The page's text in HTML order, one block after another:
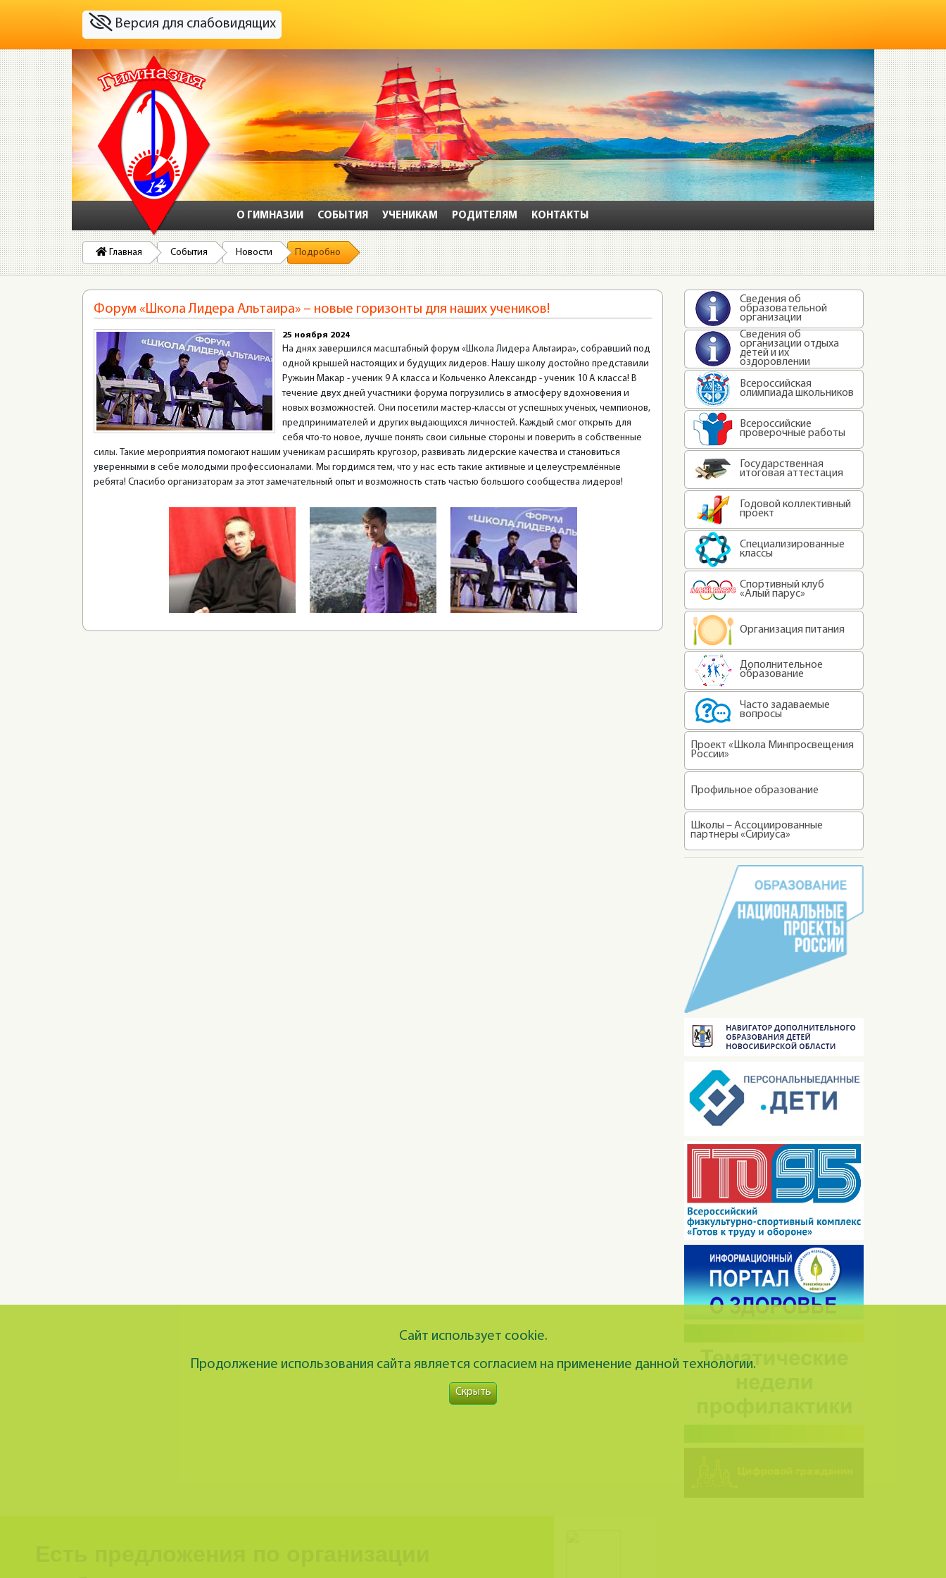
Версия для слабовидящих
О ГИМНАЗИИ СОБЫТИЯ УЧЕНИКАМ РОДИТЕЛЯМ КОНТАКТЫ
Главная События Новости Подробно
Форум «Школа Лидера Альтаира» – новые горизонты для наших учеников!
25 ноября 2024
На днях завершился масштабный форум «Школа Лидера Альтаира», собравший под
одной крышей настоящих и будущих лидеров. Нашу школу достойно представили
Ружьин Макар - ученик 9 А класса и Кольченко Александр - ученик 10 А класса! В
течение двух дней участники форума погрузились в атмосферу вдохновения и
новых возможностей. Они посетили мастер-классы от успешных учёных, чемпионов,
предпринимателей и других выдающихся личностей. Каждый смог открыть для
себя что-то новое, лучше понять свои сильные стороны и поверить в собственные
силы. Такие мероприятия помогают нашим ученикам расширять кругозор, развивать лидерские качества и становиться
уверенными в себе молодыми профессионалами. Мы гордимся тем, что у нас есть такие активные и целеустремлённые
ребята! Спасибо организаторам за этот замечательный опыт и возможность стать частью большого сообщества лидеров!
Сведения об
образовательной
организации
Сведения об
организации отдыха
детей и их
оздоровлении
Всероссийская
олимпиада школьников
Всероссийские
проверочные работы
Государственная
итоговая аттестация
Годовой коллективный
проект
Специализированные
классы
Спортивный клуб
«Алый парус»
Организация питания
Дополнительное
образование
Часто задаваемые
вопросы
Проект «Школа Минпросвещения
России»
Профильное образование
Школы – Ассоциированные
партнеры «Сириуса»
Сайт использует cookie.
Продолжение использования сайта является согласием на применение данной технологии.
Скрыть